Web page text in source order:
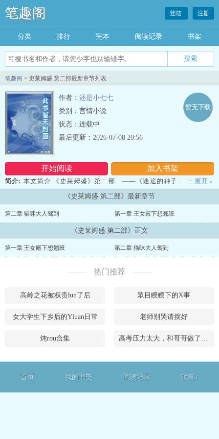
笔趣阁 登陆 注册
分类 排行 完本 阅读记录 书架
笔趣阁 > 史莱姆盛 第二部最新章节列表
作者： 还是小七七
类别：言情小说
状态：连载中
开始阅读 加入书架
暂无下载
最后更新：2026-07-08 20:56
简介: 本文简介 《史莱姆盛》第二部 ——《迷途的种子》 当王国终
于迎来短暂和平—— 拯救了战场、被迫公开王女身份的银发剑士露·
塞勒斯di娅·银月，却发现真正可怕的东西并不是魔王军。 而是堆积如
山的公文。 每天开会、批示、听大臣吵架，累到灵魂出窍的露； 每
滚、软乎乎的史莱姆盛。 原本应该是这样才对。 直到某一天，那颗来
自生命古树的种子开始发热。 为了寻找“迷路”的世界树种子真正的归
处，三人再次踏上旅途。 离开王城、穿越兽人国度、翻越断崖、深入
与世隔绝的秘境…… 一路上有篝火、醉酒、深夜里迷迷糊糊的依赖，
也有越来越无法隐藏的温柔与亲密。 而盛依旧是那样。 努力地陪在她
睁开了眼睛。 …… “所以说……” “为什么拯救世界之前，还要先交离
展开 »
《史莱姆盛 第二部》最新章节
第二章 猫咪大人驾到 第一章 王女殿下想翘班
《史莱姆盛 第二部》正文
第一章 王女殿下想翘班 第二章 猫咪大人驾到
热门推荐
高岭之花被权贵lun了后 眾目睽睽下的X事
女大学生下乡后的Yluan日常 老师别哭请摆好
炖rou合集 高考压力太大，和哥哥做了什么
首页 我的书架 阅读记录 顶部↑